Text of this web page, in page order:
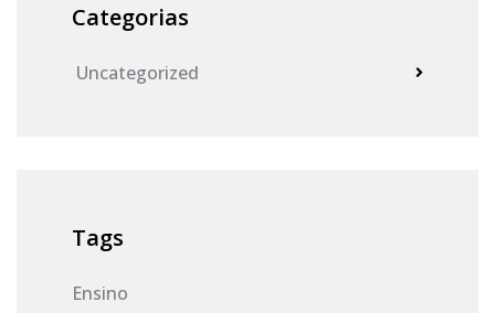
Categorias
Uncategorized
Tags
Ensino